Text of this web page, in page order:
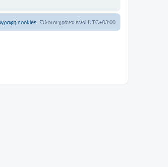
Όλοι οι χρόνοι είναι UTC+03:00
cookies